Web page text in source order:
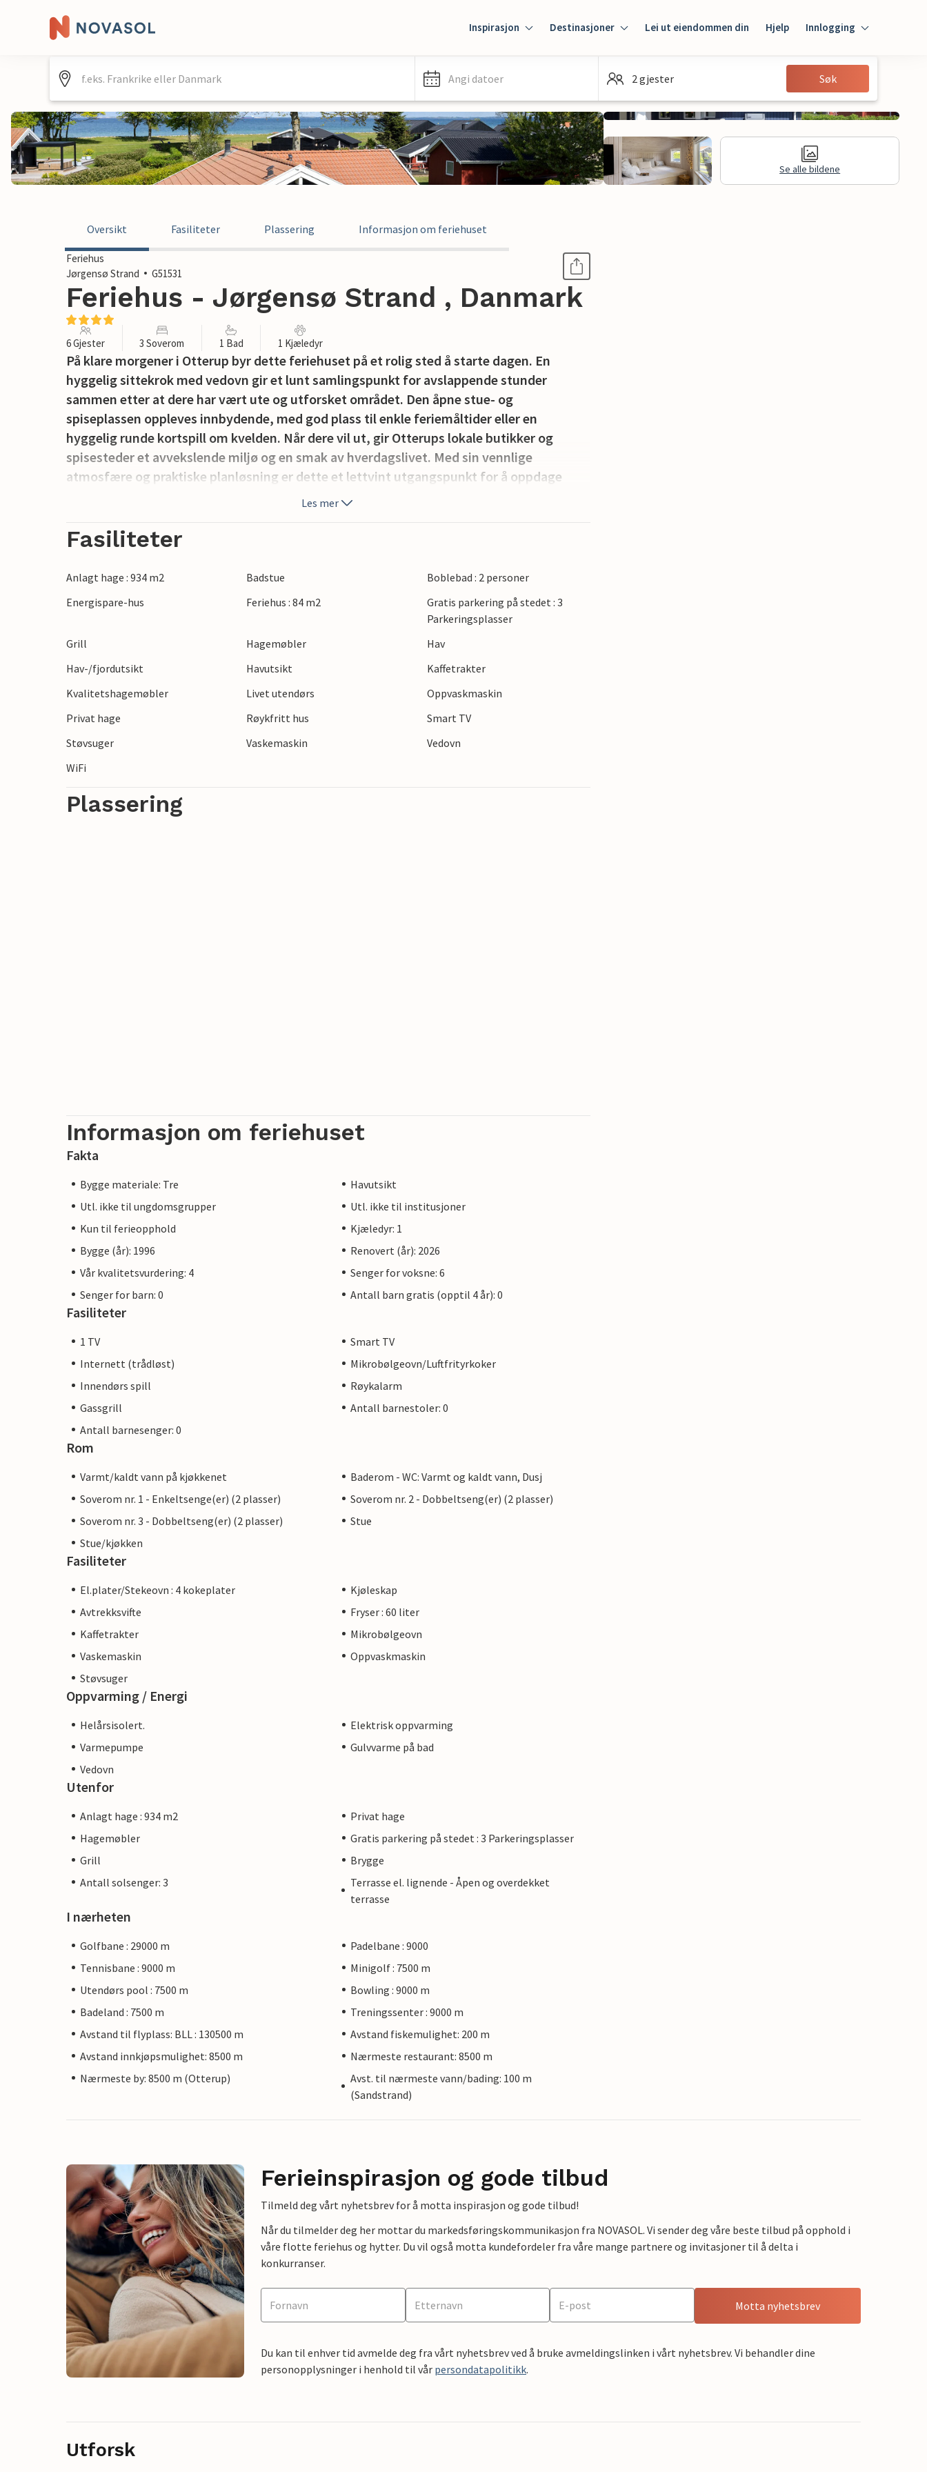
Inspirasjon Destinasjoner Lei ut eiendommen din Hjelp Innlogging
Innlogging
Gjest
Angi datoer 2 gjester Søk
Se alle bildene
Oversikt Fasiliteter Plassering Informasjon om feriehuset
Feriehus
Jørgensø Strand
G51531
Feriehus - Jørgensø Strand , Danmark
6 Gjester 3 Soverom 1 Bad 1 Kjæledyr
På klare morgener i Otterup byr dette feriehuset på et rolig sted å starte dagen. En
hyggelig sittekrok med vedovn gir et lunt samlingspunkt for avslappende stunder
sammen etter at dere har vært ute og utforsket området. Den åpne stue- og
spiseplassen oppleves innbydende, med god plass til enkle feriemåltider eller en
hyggelig runde kortspill om kvelden. Når dere vil ut, gir Otterups lokale butikker og
spisesteder et avvekslende miljø og en smak av hverdagslivet. Med sin vennlige
atmosfære og praktiske planløsning er dette et lettvint utgangspunkt for å oppdage
denne delen av Danmark i deres eget tempo.
Otterup, som ligger på øya Fyn, byr på sjarmerende dansk landskap, barnevennlige
vannsport, eller besøke nærliggende slott og herregårder. Innenfor behagelig
Enebærodde-halvøya og Fyns mange kulturattraksjoner og naturområder.
Les mer
Fasiliteter
Anlagt hage : 934 m2 Badstue
Boblebad : 2 personer
Energispare-hus
Feriehus : 84 m2
Gratis parkering på stedet : 3
Parkeringsplasser
Grill
Hagemøbler
Hav
Hav-/fjordutsikt
Havutsikt
Kaffetrakter
Kvalitetshagemøbler
Livet utendørs
Oppvaskmaskin
Privat hage
Røykfritt hus
Smart TV
Støvsuger
Vaskemaskin
Vedovn
WiFi
Plassering
Informasjon om feriehuset
Fakta
Bygge materiale: Tre
Havutsikt
Utl. ikke til ungdomsgrupper
Utl. ikke til institusjoner
Kun til ferieopphold
Kjæledyr: 1
Bygge (år): 1996
Renovert (år): 2026
Vår kvalitetsvurdering: 4
Senger for voksne: 6
Senger for barn: 0
Antall barn gratis (opptil 4 år): 0
Fasiliteter
1 TV
Smart TV
Internett (trådløst)
Mikrobølgeovn/Luftfrityrkoker
Innendørs spill
Røykalarm
Gassgrill
Antall barnestoler: 0
Antall barnesenger: 0
Rom
Varmt/kaldt vann på kjøkkenet
Baderom - WC: Varmt og kaldt vann, Dusj
Soverom nr. 1 - Enkeltsenge(er) (2 plasser)
Soverom nr. 2 - Dobbeltseng(er) (2 plasser)
Soverom nr. 3 - Dobbeltseng(er) (2 plasser)
Stue
Stue/kjøkken
Fasiliteter
El.plater/Stekeovn : 4 kokeplater
Kjøleskap
Avtrekksvifte
Fryser : 60 liter
Kaffetrakter
Mikrobølgeovn
Vaskemaskin
Oppvaskmaskin
Støvsuger
Oppvarming / Energi
Helårsisolert.
Elektrisk oppvarming
Varmepumpe
Gulvvarme på bad
Vedovn
Utenfor
Anlagt hage : 934 m2
Privat hage
Hagemøbler
Gratis parkering på stedet : 3 Parkeringsplasser
Grill
Brygge
Antall solsenger: 3
Terrasse el. lignende - Åpen og overdekket
terrasse
I nærheten
Golfbane : 29000 m
Padelbane : 9000
Tennisbane : 9000 m
Minigolf : 7500 m
Utendørs pool : 7500 m
Bowling : 9000 m
Badeland : 7500 m
Treningssenter : 9000 m
Avstand til flyplass: BLL : 130500 m
Avstand fiskemulighet: 200 m
Avstand innkjøpsmulighet: 8500 m
Nærmeste restaurant: 8500 m
Nærmeste by: 8500 m (Otterup)
Avst. til nærmeste vann/bading: 100 m
(Sandstrand)
Ferieinspirasjon og gode tilbud
Tilmeld deg vårt nyhetsbrev for å motta inspirasjon og gode tilbud!
Når du tilmelder deg her mottar du markedsføringskommunikasjon fra NOVASOL. Vi sender deg våre beste tilbud på opphold i
våre flotte feriehus og hytter. Du vil også motta kundefordeler fra våre mange partnere og invitasjoner til å delta i
konkurranser.
Motta nyhetsbrev
Du kan til enhver tid avmelde deg fra vårt nyhetsbrev ved å bruke avmeldingslinken i vårt nyhetsbrev. Vi behandler dine
personopplysninger i henhold til vår persondatapolitikk.
Utforsk